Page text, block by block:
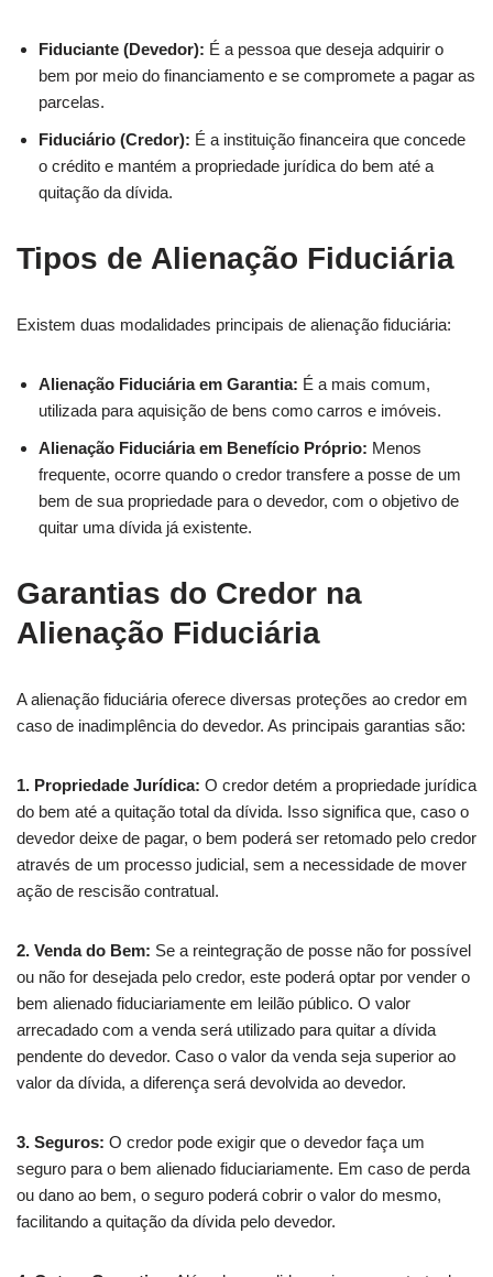
Fiduciante (Devedor): É a pessoa que deseja adquirir o
bem por meio do financiamento e se compromete a pagar as
parcelas.
Fiduciário (Credor): É a instituição financeira que concede
o crédito e mantém a propriedade jurídica do bem até a
quitação da dívida.
Tipos de Alienação Fiduciária
Existem duas modalidades principais de alienação fiduciária:
Alienação Fiduciária em Garantia: É a mais comum,
utilizada para aquisição de bens como carros e imóveis.
Alienação Fiduciária em Benefício Próprio: Menos
frequente, ocorre quando o credor transfere a posse de um
bem de sua propriedade para o devedor, com o objetivo de
quitar uma dívida já existente.
Garantias do Credor na
Alienação Fiduciária
A alienação fiduciária oferece diversas proteções ao credor em
caso de inadimplência do devedor. As principais garantias são:
1. Propriedade Jurídica: O credor detém a propriedade jurídica
do bem até a quitação total da dívida. Isso significa que, caso o
devedor deixe de pagar, o bem poderá ser retomado pelo credor
através de um processo judicial, sem a necessidade de mover
ação de rescisão contratual.
2. Venda do Bem: Se a reintegração de posse não for possível
ou não for desejada pelo credor, este poderá optar por vender o
bem alienado fiduciariamente em leilão público. O valor
arrecadado com a venda será utilizado para quitar a dívida
pendente do devedor. Caso o valor da venda seja superior ao
valor da dívida, a diferença será devolvida ao devedor.
3. Seguros: O credor pode exigir que o devedor faça um
seguro para o bem alienado fiduciariamente. Em caso de perda
ou dano ao bem, o seguro poderá cobrir o valor do mesmo,
facilitando a quitação da dívida pelo devedor.